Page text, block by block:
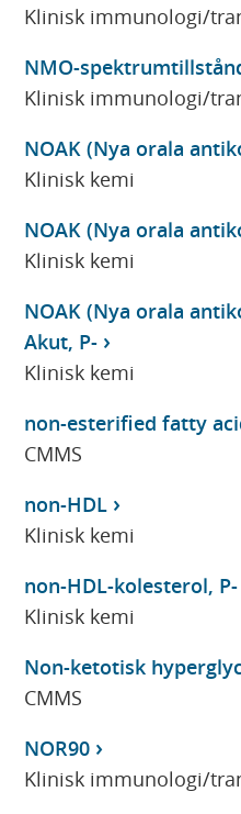
Klinisk immunologi/
NMO-
Klinisk immunologi/
NOAK (Nya orala
Klinisk kemi
NOAK (Nya orala
Klinisk kemi
NOAK (Nya orala
Akut, P-
Klinisk kemi
non-esterified fatty
CMMS
non-HDL
Klinisk kemi
non-HDL-kolesterol, P-
Klinisk kemi
Non-ketotisk
CMMS
NOR90
Klinisk immunologi/